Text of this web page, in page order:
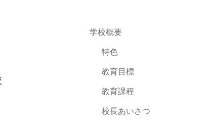
学校概要
特色
教育目標
教育課程
校長あいさつ